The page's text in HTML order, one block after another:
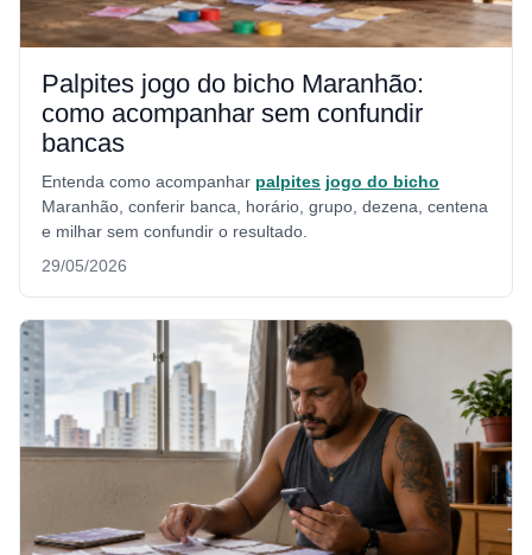
Palpites jogo do bicho Maranhão:
como acompanhar sem confundir
bancas
Entenda como acompanhar palpites jogo do bicho
Maranhão, conferir banca, horário, grupo, dezena, centena
e milhar sem confundir o resultado.
29/05/2026